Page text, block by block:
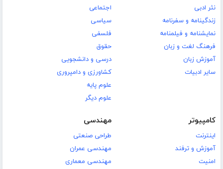
نثر ادبی
زندگینامه و سفرنامه
نمایشنامه و فیلمنامه
فرهنگ لغت و زبان
آموزش زبان
سایر ادبیات
اجتماعی
سیاسی
فلسفی
حقوق
درسی و دانشجویی
کشاورزی و دامپروری
علوم پایه
علوم دیگر
کامپیوتر
اینترنت
آموزش و ترفند
امنیت
مهندسی
طراحی صنعتی
مهندسی عمران
مهندسی معماری